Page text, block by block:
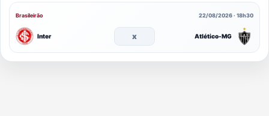
Brasileirão 22/08/2026 · 18h30
Inter x Atlético-MG